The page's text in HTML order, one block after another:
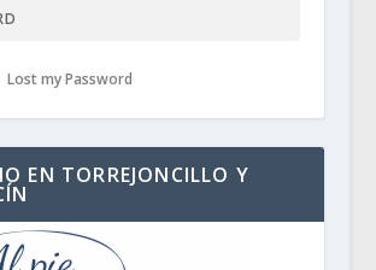
Lost my Password
EN TORREJONCILLO Y